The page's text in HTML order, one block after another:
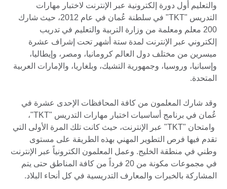
والتعليم أول دورة إلكترونية عبر الإنترنت لاختبار مهارات
التدريس "TKT" في سلطنة عُمان في عام 2012، حيث شارك
200 معلم ومعلمة من وزارة التربية والتعليم في تدريب
إلكتروني عبر الإنترنت لمدة ستة أشهر تحت إشراف عشرة
ميسرين من مختلف دول العالم كرومانيا، ومصر، وإيطاليا،
وإسبانيا، وروسيا، وجمهورية التشيك، وبلغاريا، والإمارات العربية
المتحدة.
وقد شارك المعلمون من كافة المحافظات الإحدى عشرة في
عُمان في برنامج أساسيات اختبار مهارات التدريس "TKT"،
وامتحان "TKT" عبر الإنترنت، حيث كانت تلك المرة الأولى التي
تقدم فيها فرص التطوير المهني بهذه الطريقة على مستوى
وطني في منطقة الخليج. وعمل المعلمون الكترونياً عبر الإنترنت
في مجموعات مكونة من 20 فرداً من كافة المناطق حتى يتم
المشاركة بالخبرات والمعارف التدريسية في كل أنحاء البلاد.